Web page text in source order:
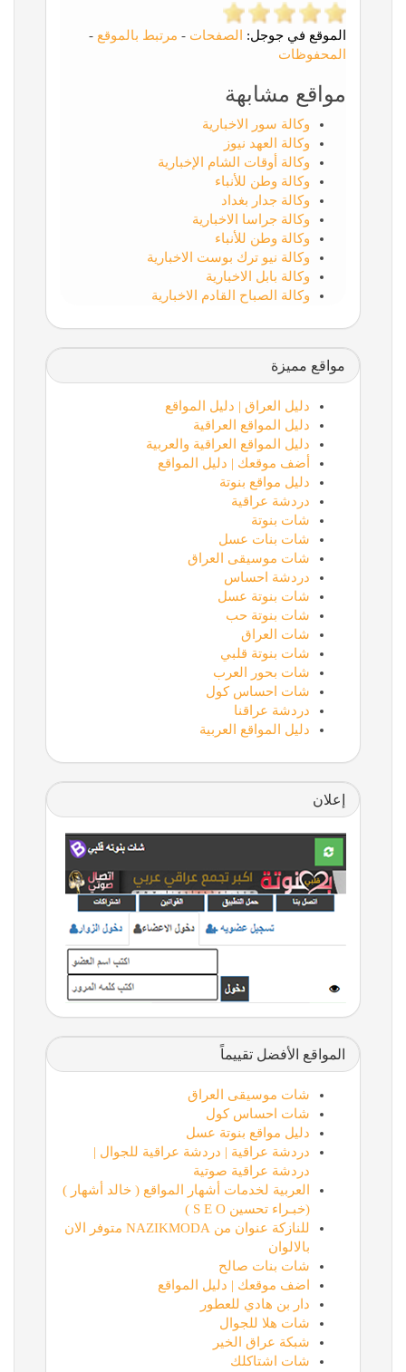
الموقع في جوجل: الصفحات - مرتبط بالموقع -
المحفوظات
مواقع مشابهة
وكالة سور الاخبارية
وكالة العهد نيوز
وكالة أوقات الشام الإخبارية
وكالة وطن للأنباء
وكالة جدار بغداد
وكالة جراسا الاخبارية
وكالة وطن للأنباء
وكالة نيو ترك بوست الاخبارية
وكالة بابل الاخبارية
وكالة الصباح القادم الاخبارية
مواقع مميزة
دليل العراق | دليل المواقع
دليل المواقع العراقية
دليل المواقع العراقية والعربية
أضف موقعك | دليل المواقع
دليل مواقع بنوتة
دردشة عراقية
شات بنوتة
شات بنات عسل
شات موسيقى العراق
دردشة احساس
شات بنوتة عسل
شات بنوتة حب
شات العراق
شات بنوتة قلبي
شات بحور العرب
شات احساس كول
دردشة عراقنا
دليل المواقع العربية
إعلان
المواقع الأفضل تقييماً
شات موسيقى العراق
شات احساس كول
دليل مواقع بنوتة عسل
دردشة عراقية | دردشة عراقية للجوال |
دردشة عراقية صوتية
العربية لخدمات أشهار المواقع ( خالد أشهار )
(خبـراء تحسين S E O )
للنازكة عنوان من NAZIKMODA متوفر الان
بالالوان
شات بنات صالح
اضف موقعك | دليل المواقع
دار بن هادي للعطور
شات هلا للجوال
شبكة عراق الخير
شات اشتاكلك